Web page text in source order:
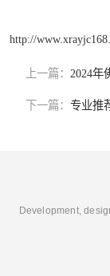
http://
上一篇： 2024年
下一篇： 专业推
Development,